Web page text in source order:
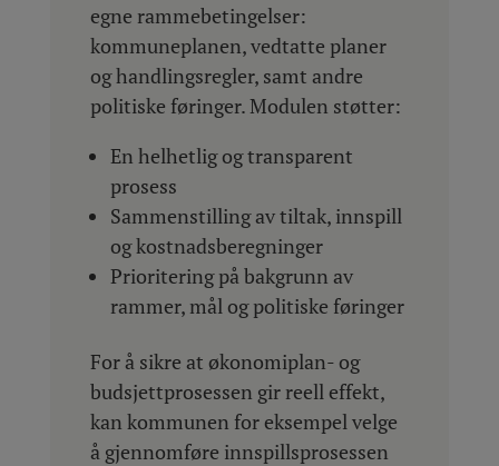
egne rammebetingelser:
kommuneplanen, vedtatte planer
og handlingsregler, samt andre
politiske føringer. Modulen støtter:
En helhetlig og transparent
prosess
Sammenstilling av tiltak, innspill
og kostnadsberegninger
Prioritering på bakgrunn av
rammer, mål og politiske føringer
For å sikre at økonomiplan- og
budsjettprosessen gir reell effekt,
kan kommunen for eksempel velge
å gjennomføre innspillsprosessen